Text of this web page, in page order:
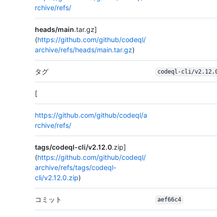
rchive/refs/
heads/main.tar.gz]
(https://github.com/github/codeql/
archive/refs/heads/main.tar.gz)
タグ codeql-cli/
[
https://github.com/github/codeql/a
rchive/refs/
tags/codeql-cli/v2.12.0.zip]
(https://github.com/github/codeql/
archive/refs/tags/codeql-
cli/v2.12.0.zip)
コミット aef66c4